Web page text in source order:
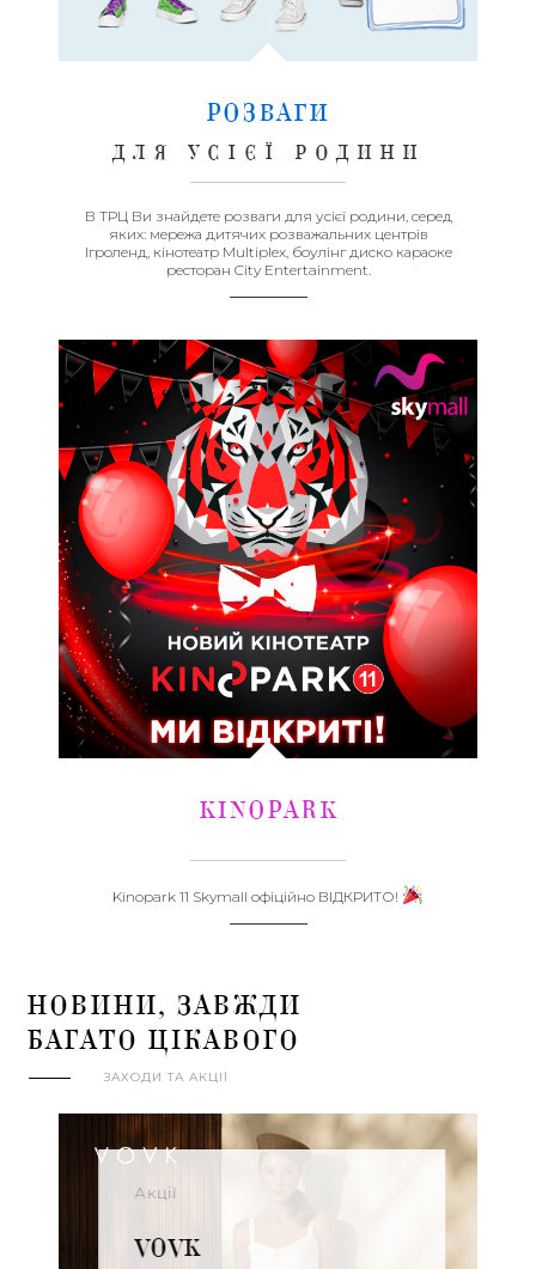
KINOPARK
Kinopark 11 Skymall офіційно ВІДКРИТО!
РОЗВАГИ
ДЛЯ УСІЄЇ РОДИНИ
В ТРЦ Ви знайдете розваги для усієї родини, серед
яких: мережа дитячих розважальних центрів
Ігроленд, кінотеатр Multiplex, боулінг диско караоке
ресторан City Entertainment.
НОВИНИ, ЗАВЖДИ
БАГАТО ЦІКАВОГО
ЗАХОДИ ТА АКЦІЇ
Акції
VOVK